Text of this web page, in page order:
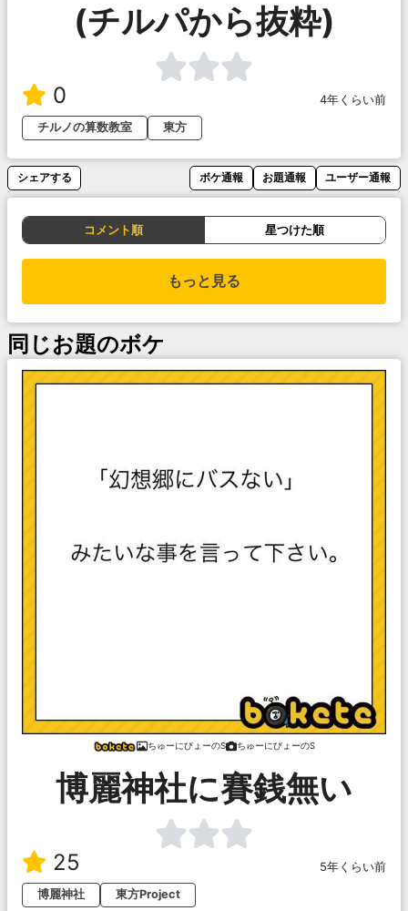
(チルパから抜粋)
0
4年くらい前
チルノの算数教室
東方
シェアする ボケ通報 お題通報 ユーザー通報
コメント順 星つけた順
もっと見る
同じお題のボケ
ちゅーにびょーのS ちゅーにびょーのS
博麗神社に賽銭無い
25
5年くらい前
博麗神社
東方Project